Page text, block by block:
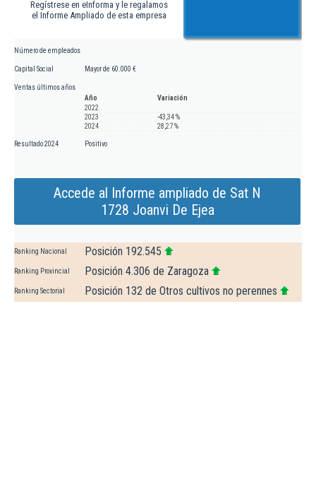
Regístrese en eInforma y le regalamos
el Informe Ampliado de esta empresa
Número de empleados
Capital Social Mayor de 60.000 €
Ventas últimos años
Año
Variación
2022
2023
-43,34 %
2024
28,27 %
Resultado 2024 Positivo
Accede al Informe ampliado de Sat N
1728 Joanvi De Ejea
Ranking Nacional Posición 192.545
Ranking Provincial Posición 4.306 de Zaragoza
Ranking Sectorial Posición 132 de Otros cultivos no perennes